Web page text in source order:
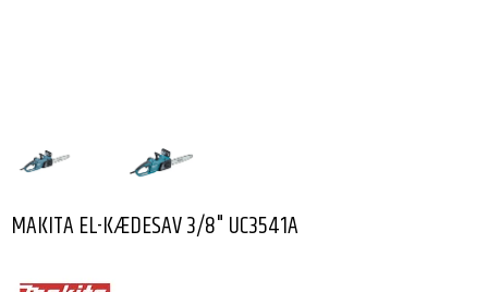
MAKITA EL-KÆDESAV 3/8" UC3541A